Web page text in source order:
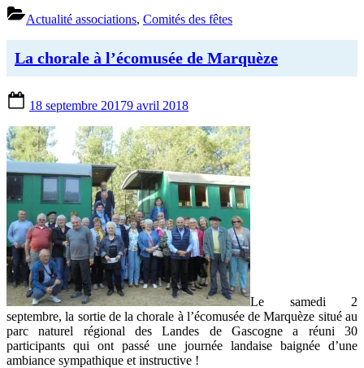
pour
des
fêtes
sportives
!”
Actualité associations, Comités des fêtes
La chorale à l’écomusée de Marquèze
on
18 septembre 20179 avril 2018
Le samedi 2
septembre, la sortie de la chorale à l’écomusée de Marquèze situé au
parc naturel régional des Landes de Gascogne a réuni 30
participants qui ont passé une journée landaise baignée d’une
ambiance sympathique et instructive !